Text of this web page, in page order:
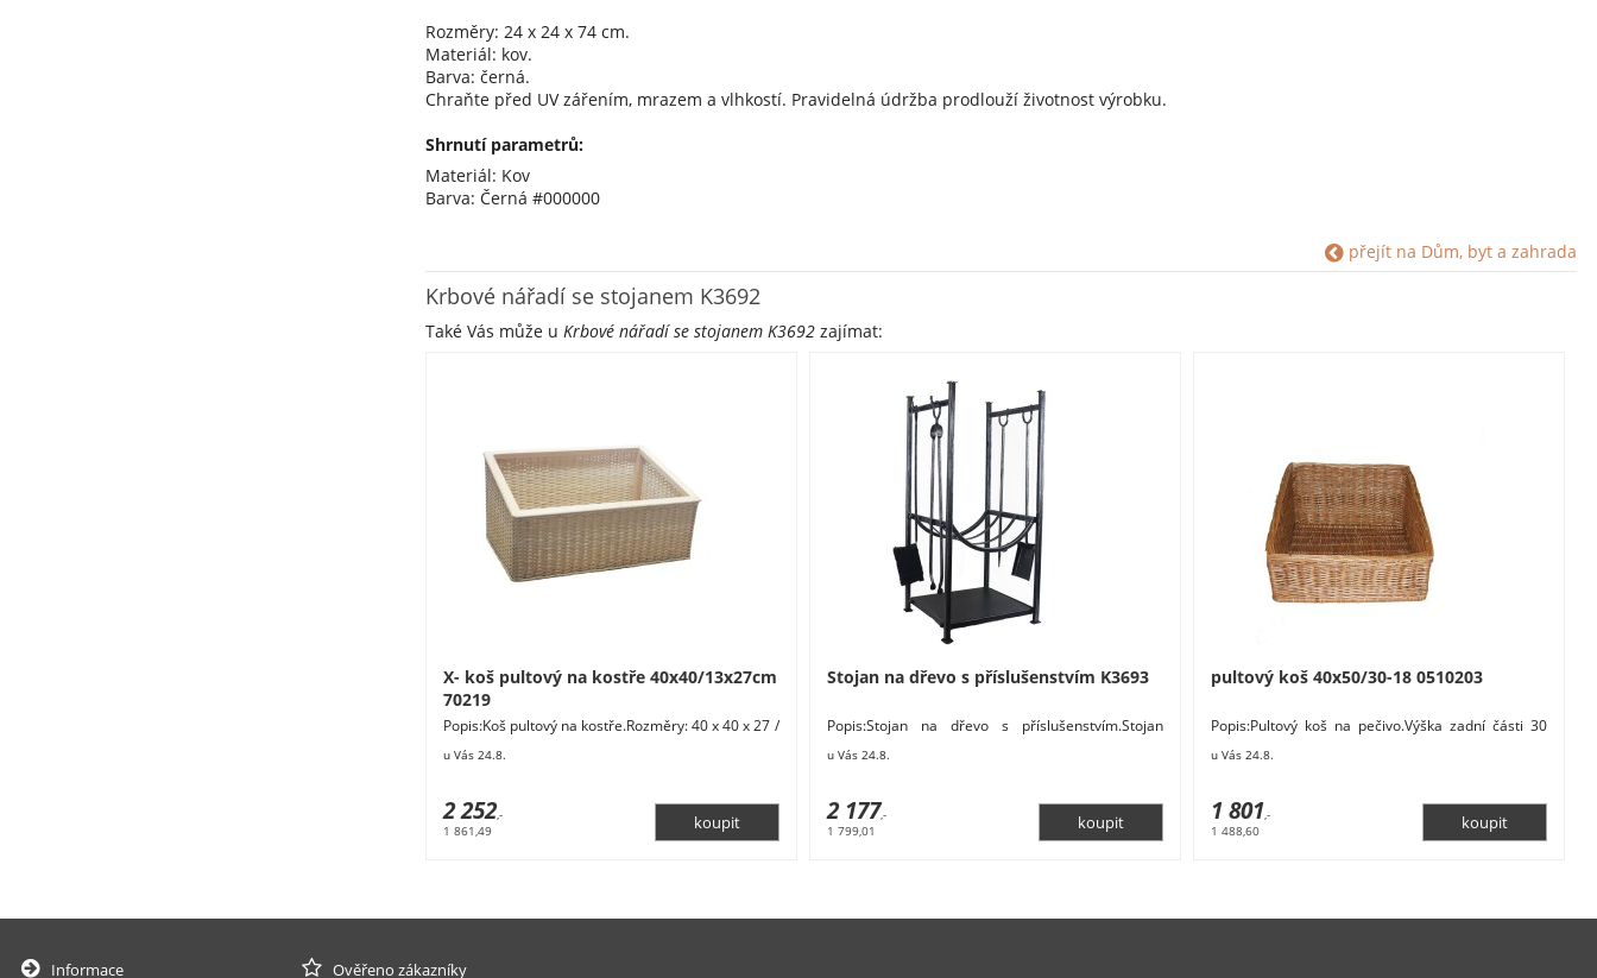
Rozměry: 24 x 24 x 74 cm.
Materiál: kov.
Barva: černá.
Chraňte před UV zářením, mrazem a vlhkostí. Pravidelná údržba prodlouží životnost výrobku.
Shrnutí parametrů:
Materiál: Kov
Barva: Černá #000000
přejít na Dům, byt a zahrada
Krbové nářadí se stojanem K3692
Také Vás může u Krbové nářadí se stojanem K3692zajímat:
X- koš pultový na kostře 40x40/13x27cm
70219
Popis:Koš pultový na kostře.Rozměry: 40 x 40 x 27 /
u Vás 24.8.
2 252,-
1 861,49
Stojan na dřevo s příslušenstvím K3693
Popis:Stojan na dřevo s příslušenstvím.Stojan
u Vás 24.8.
2 177,-
1 799,01
pultový koš 40x50/30-18 0510203
Popis:Pultový koš na pečivo.Výška zadní části 30
u Vás 24.8.
1 801,-
1 488,60
Informace Ověřeno zákazníky